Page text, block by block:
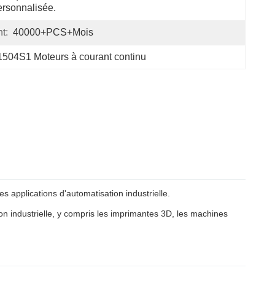
40000+PCS+mois
Moteurs à courant continu
applications d'automatisation industrielle.
industrielle, y compris les imprimantes 3D, les machines